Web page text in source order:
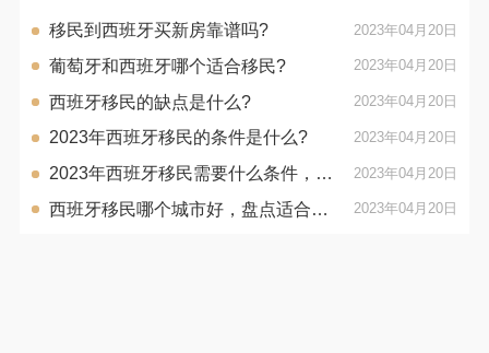
移民到西班牙买新房靠谱吗? 2023年04月20日
葡萄牙和西班牙哪个适合移民? 2023年04月20日
西班牙移民的缺点是什么? 2023年04月20日
2023年西班牙移民的条件是什么? 2023年04月20日
2023年西班牙移民需要什么条件，最新政策分析！ 2023年04月20日
西班牙移民哪个城市好，盘点适合移民的西班牙城市！ 2023年04月20日